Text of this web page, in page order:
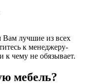
лучшие из всех
к менеджеру-
к чему не обязывает.
мебель?